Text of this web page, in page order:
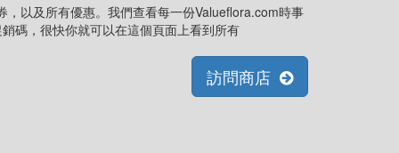
以及所有優惠。我們查看每一份Valueflora.com時事
碼，很快你就可以在這個頁面上看到所有
訪問商店